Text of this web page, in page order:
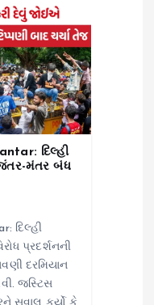
દિલ્હી
જંતર-મંતર બંધ
દિલ્હી
પ્રદર્શનની
દરમિયાન
જસ્ટિસ